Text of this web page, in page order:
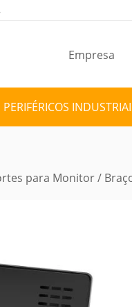
Empresa
PERIFÉRICOS
para Monitor/